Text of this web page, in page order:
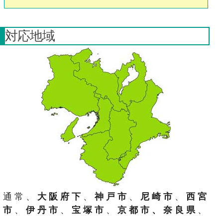
対応地域
通常、 大阪府下 、 神戸市 、 尼崎市 、 西宮
市 、 伊丹市 、 宝塚市 、 京都市、奈良県 、